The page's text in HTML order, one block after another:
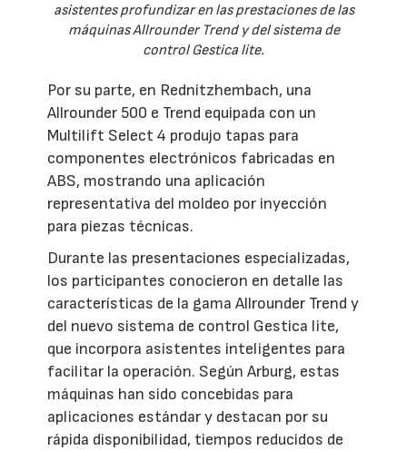
asistentes profundizar en las prestaciones de las
máquinas Allrounder Trend y del sistema de
control Gestica lite.
Por su parte, en Rednitzhembach, una
Allrounder 500 e Trend equipada con un
Multilift Select 4 produjo tapas para
componentes electrónicos fabricadas en
ABS, mostrando una aplicación
representativa del moldeo por inyección
para piezas técnicas.
Durante las presentaciones especializadas,
los participantes conocieron en detalle las
características de la gama Allrounder Trend y
del nuevo sistema de control Gestica lite,
que incorpora asistentes inteligentes para
facilitar la operación. Según Arburg, estas
máquinas han sido concebidas para
aplicaciones estándar y destacan por su
rápida disponibilidad, tiempos reducidos de